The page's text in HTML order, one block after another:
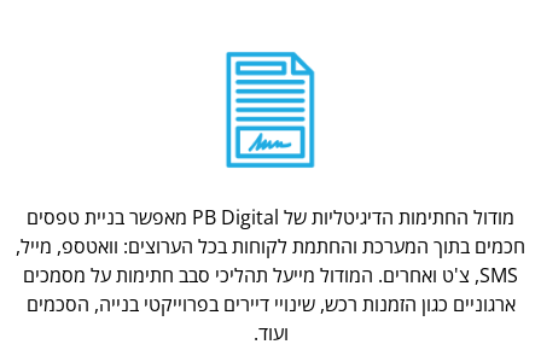
מודול החתימות הדיגיטליות של PB Digital מאפשר בניית טפסים
חכמים בתוך המערכת והחתמת לקוחות בכל הערוצים: וואטספ, מייל,
SMS, צ'ט ואחרים. המודול מייעל תהליכי סבב חתימות על מסמכים
ארגוניים כגון הזמנות רכש, שינויי דיירים בפרוייקטי בנייה, הסכמים
ועוד.